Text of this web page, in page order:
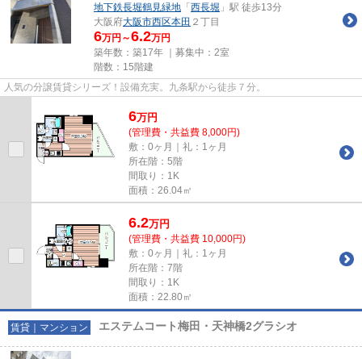
地下鉄長堀鶴見緑地 「 西長堀 」駅 徒歩13分
大阪府大阪市西区本田 ２丁目
6万円～6.2万円
築年数：築17年 ｜募集中： 2室
階数：15階建
人気の分譲賃貸シリーズ！設備充実。九条駅から徒歩７分。
6万円
(管理費・共益費 8,000円)
敷：0ヶ月｜礼：1ヶ月
所在階：5階
間取り：1K
面積：26.04㎡
6.2万円
(管理費・共益費 10,000円)
敷：0ヶ月｜礼：1ヶ月
所在階：7階
間取り：1K
面積：22.80㎡
賃貸｜マンション エステムコート梅田・天神橋2グラシオ